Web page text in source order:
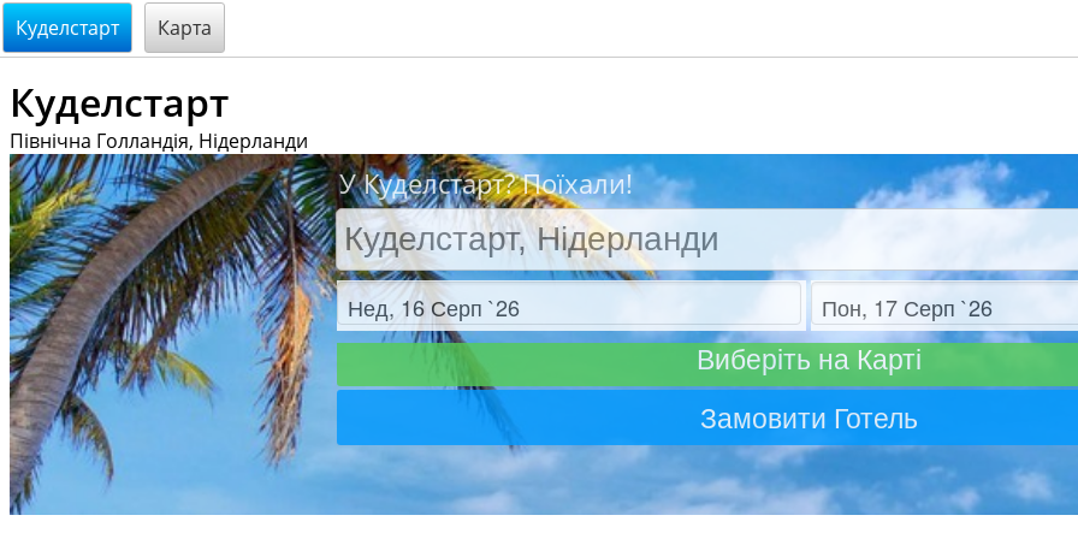
@endsectiom
Куделстарт Карта
Куделстарт
Північна Голландія, Нідерланди
У Куделстарт? Поїхали!
Заезд Отъезд
Виберіть на Карті
Замовити Готель